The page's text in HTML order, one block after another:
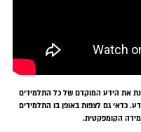
את הידע המוקדם של כל התלמידים
כדאי גם לצפות באופן בו התלמידים
הקומפקטית.